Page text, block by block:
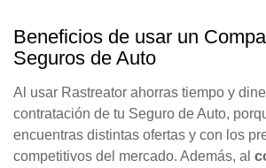
Beneficios de usar un
Seguros de Auto
Al usar Rastreator ahorras tiempo y
contratación de tu Seguro de Auto,
encuentras distintas ofertas y con los
competitivos del mercado. Además, al